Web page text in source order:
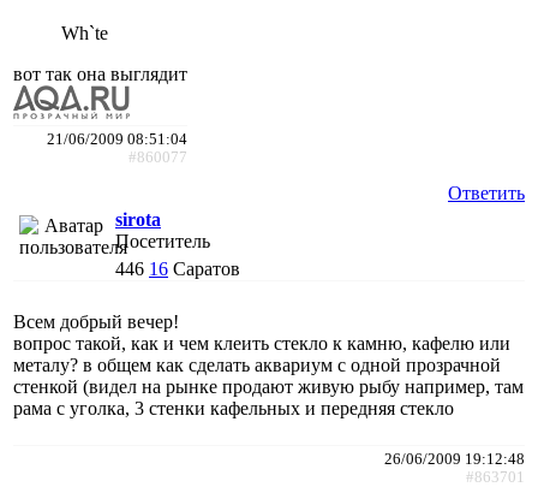
Wh`te
вот так она выглядит
21/06/2009 08:51:04
#860077
Ответить
sirota
Посетитель
446 16 Саратов
Всем добрый вечер!
вопрос такой, как и чем клеить стекло к камню, кафелю или
металу? в общем как сделать аквариум с одной прозрачной
стенкой (видел на рынке продают живую рыбу например, там
рама с уголка, 3 стенки кафельных и передняя стекло
26/06/2009 19:12:48
#863701